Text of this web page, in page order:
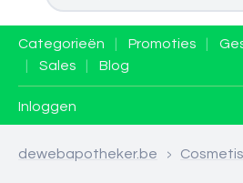
Categorieën Promoties
Sales Blog
Inloggen
dewebapotheker.be >